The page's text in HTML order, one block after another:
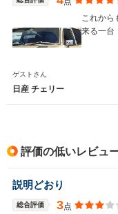
WLTCモード
駆動方式 FF
これから
来る一台
ゲストさん
日産 チェリー
評価の低いレビュ
説明どおり
総合評価 3点